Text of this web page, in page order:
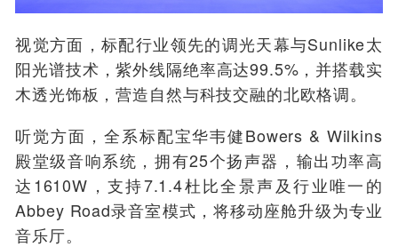
视觉方面，标配行业领先的调光天幕与Sunlike太
阳光谱技术，紫外线隔绝率高达99.5%，并搭载实
木透光饰板，营造自然与科技交融的北欧格调。
听觉方面，全系标配宝华韦健Bowers & Wilkins
殿堂级音响系统，拥有25个扬声器，输出功率高
达1610W，支持7.1.4杜比全景声及行业唯一的
Abbey Road录音室模式，将移动座舱升级为专业
音乐厅。